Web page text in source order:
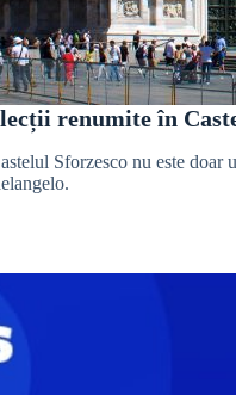
renumite în
Sforzesco nu este doar